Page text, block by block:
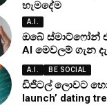
හැමදේම
A.I.
ඔබේ ස්මාට්ෆෝන්
AI මෙවලම් ගැන
A.I. BE SOCIAL
ඩිජිටල් ලොවට
launch’ dating